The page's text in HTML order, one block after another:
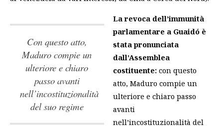
con questo atto,
Maduro compie un
ulteriore e chiaro
passo avanti
nell’incostituzionalità
del suo regime
La revoca dell’immunità
parlamentare a Guaidó è
stata pronunciata
dall’Assemblea
costituente:con questo
atto, Maduro compie un
ulteriore e chiaro passo
avanti
nell’incostituzionalità del